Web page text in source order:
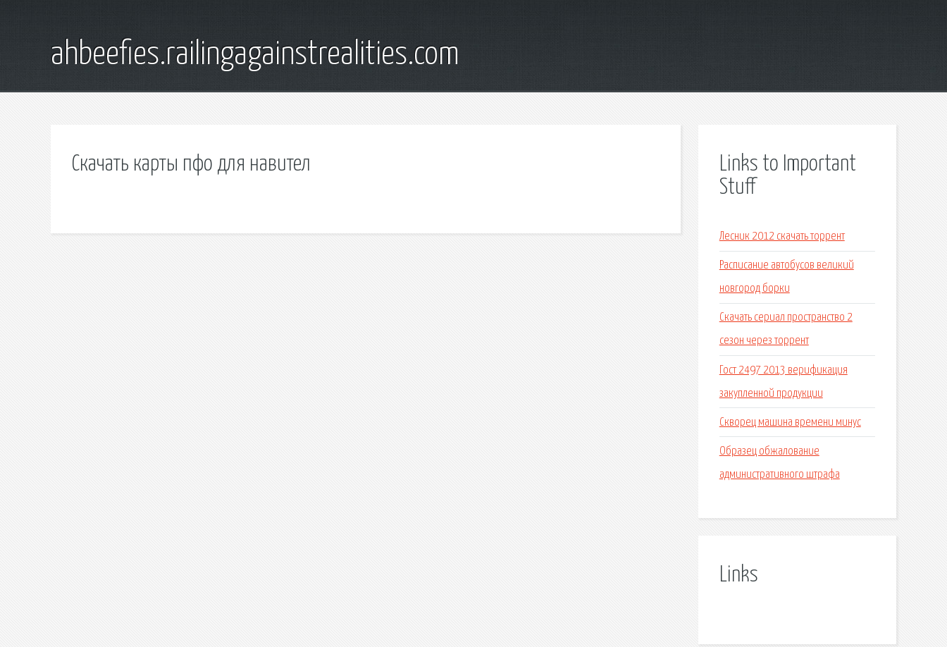
ahbeefies.railingagainstrealities.com
Скачать карты пфо для навител
Links to Important
Stuff
Лесник 2012 скачать торрент
Расписание автобусов великий
новгород борки
Скачать сериал пространство 2
сезон через торрент
Гост 2497 2013 верификация
закупленной продукции
Скворец машина времени минус
Образец обжалование
административного штрафа
Links